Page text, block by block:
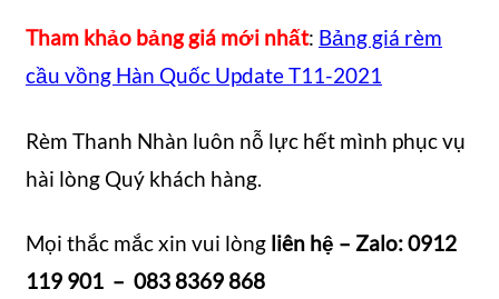
Tham khảo bảng giá mới nhất: Bảng giá rèm
cầu vồng Hàn Quốc Update T11-2021
Rèm Thanh Nhàn luôn nỗ lực hết mình phục vụ
hài lòng Quý khách hàng.
Mọi thắc mắc xin vui lòng liên hệ – Zalo: 0912
119 901 – 083 8369 868